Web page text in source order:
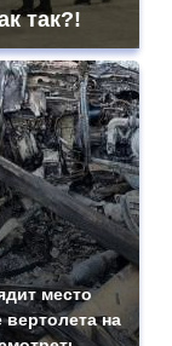
так?!
место
вертолета на